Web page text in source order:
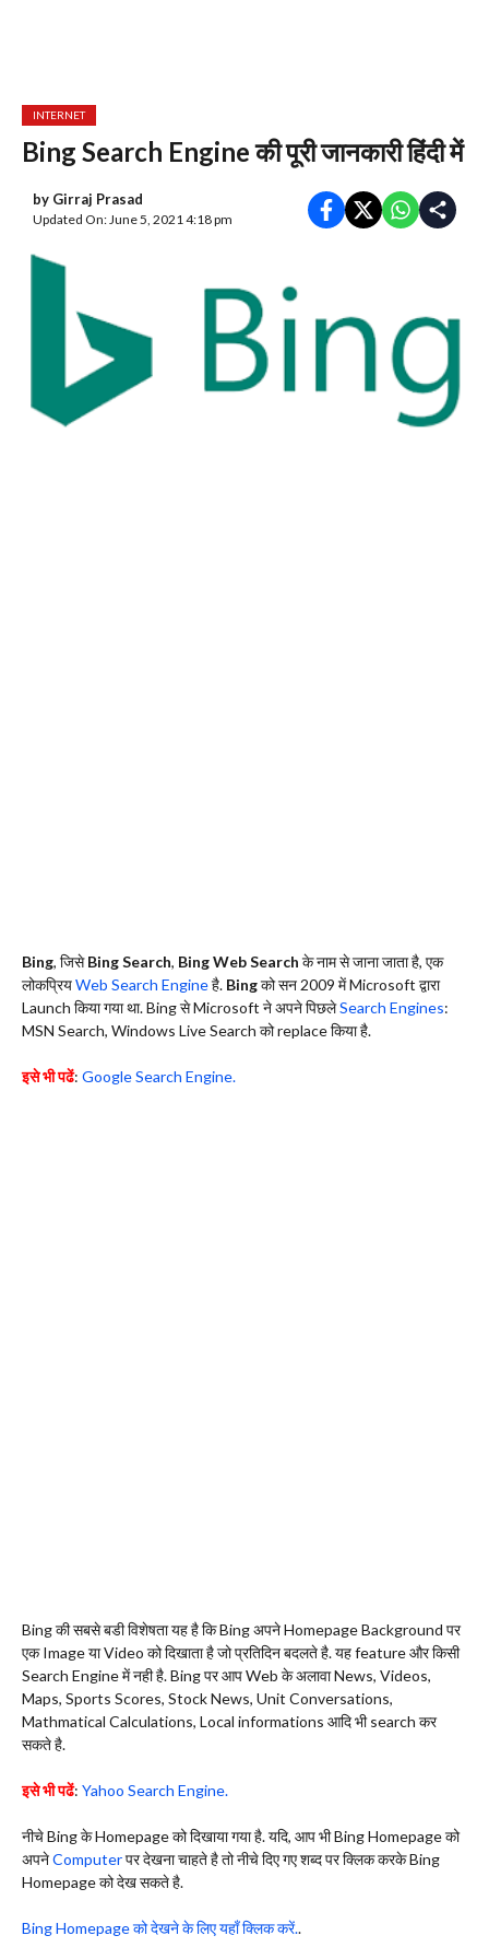
INTERNET
Bing Search Engine की पूरी जानकारी हिंदी में
by Girraj Prasad
Updated On: June 5, 2021 4:18 pm
Bing, जिसेBing Search, Bing Web Search के नाम से जाना जाता है, एक
लोकप्रियWeb Search Engineहै. Bingको सन 2009 में Microsoft द्वारा
Launch किया गया था. Bing से Microsoft ने अपने पिछलेSearch Engines:
MSN Search, Windows Live Search को replace किया है.
इसे भी पढें: Google Search Engine.
Bing की सबसे बडी‌ विशेषता यह है कि Bing अपने Homepage Background पर
एक Image या Video को दिखाता है जो प्रतिदिन बदलते है. यह feature और किसी
Search Engine में नही है. Bing पर आप Web के अलावा News, Videos,
Maps, Sports Scores, Stock News, Unit Conversations,
Mathmatical Calculations, Local informations आदि भी search कर
सकते है.
इसे भी पढें: Yahoo Search Engine.
नीचे Bing के Homepage को दिखाया गया है. यदि, आप भी Bing Homepage को
अपनेComputerपर देखना चाहते है तो नीचे दिए गए शब्द पर क्लिक करके Bing
Homepage को देख सकते है.
Bing Homepage को देखने के लिए यहाँ क्लिक करें..